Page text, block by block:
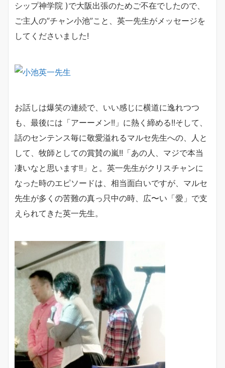
シップ神学院 )で大阪出張のためご不在でしたので、
ご主人の”チャン小池”こと、英一先生がメッセージを
してくださいました!
お話しは爆笑の連続で、いい感じに横道に逸れつつ
も、最後には「アーーメン!!」に熱く締める!!そして、
話のセンテンス毎に敬愛溢れるマルセ先生への、人と
して、牧師としての賞賛の嵐!!「あの人、マジで本当
凄いなと思います!!」と。英一先生がクリスチャンに
なった時のエピソードは、相当面白いですが、マルセ
先生が多くの苦難の真っ只中の時、広〜い「愛」で支
えられてきた英一先生。